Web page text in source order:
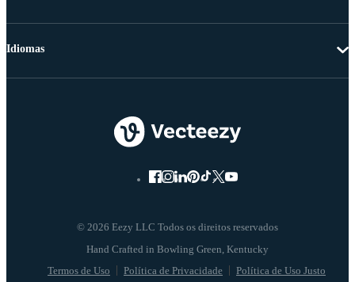
© 2026 Eezy LLC Todos os direitos reservados
Termos de Uso Política de Privacidade Política de Uso Justo
Idiomas